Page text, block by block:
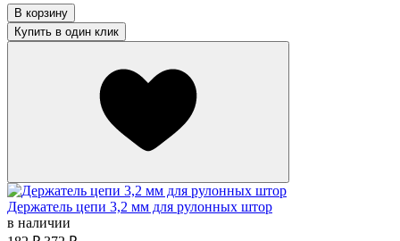
В корзину
Купить в один клик
Держатель цепи 3,2 мм для рулонных штор
в наличии